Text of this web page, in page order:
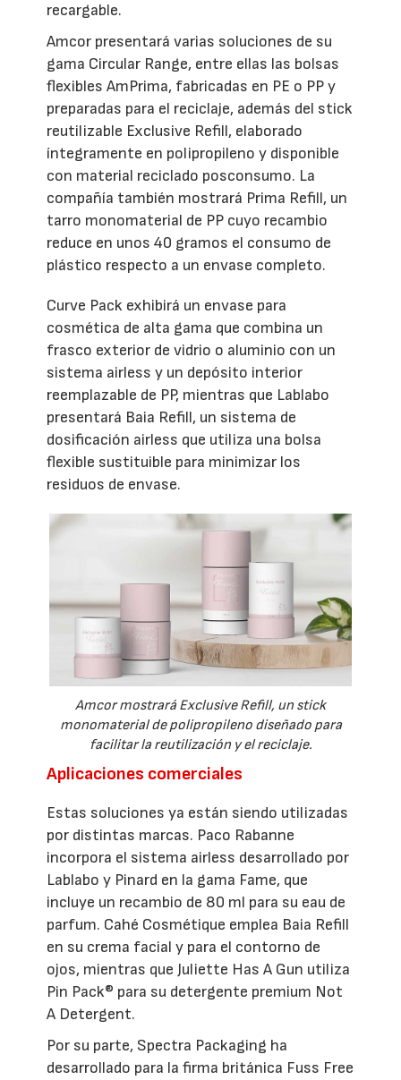
recargable.
Amcor presentará varias soluciones de su
gama Circular Range, entre ellas las bolsas
flexibles AmPrima, fabricadas en PE o PP y
preparadas para el reciclaje, además del stick
reutilizable Exclusive Refill, elaborado
íntegramente en polipropileno y disponible
con material reciclado posconsumo. La
compañía también mostrará Prima Refill, un
tarro monomaterial de PP cuyo recambio
reduce en unos 40 gramos el consumo de
plástico respecto a un envase completo.
Curve Pack exhibirá un envase para
cosmética de alta gama que combina un
frasco exterior de vidrio o aluminio con un
sistema airless y un depósito interior
reemplazable de PP, mientras que Lablabo
presentará Baia Refill, un sistema de
dosificación airless que utiliza una bolsa
flexible sustituible para minimizar los
residuos de envase.
Amcor mostrará Exclusive Refill, un stick
monomaterial de polipropileno diseñado para
facilitar la reutilización y el reciclaje.
Aplicaciones comerciales
Estas soluciones ya están siendo utilizadas
por distintas marcas. Paco Rabanne
incorpora el sistema airless desarrollado por
Lablabo y Pinard en la gama Fame, que
incluye un recambio de 80 ml para su eau de
parfum. Cahé Cosmétique emplea Baia Refill
en su crema facial y para el contorno de
ojos, mientras que Juliette Has A Gun utiliza
Pin Pack® para su detergente premium Not
A Detergent.
Por su parte, Spectra Packaging ha
desarrollado para la firma británica Fuss Free